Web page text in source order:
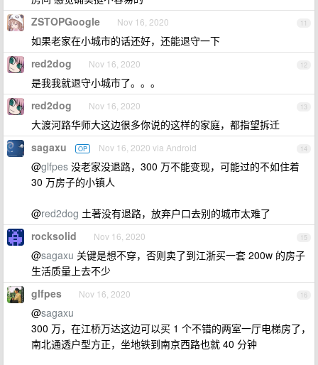
11
ZSTOPGoogle Nov 16, 2020
如果老家在小城市的话还好，还能退守一下
12
red2dog Nov 16, 2020
是我我就退守小城市了。。。
13
red2dog Nov 16, 2020
大渡河路华师大这边很多你说的这样的家庭，都指望拆迁
14
sagaxu OP Nov 16, 2020 via Android
@glfpes 没老家没退路，300 万不能变现，可能过的不如住着
30 万房子的小镇人
@red2dog 土著没有退路，放弃户口去别的城市太难了
15
rocksolid Nov 16, 2020
@sagaxu 关键是想不穿，否则卖了到江浙买一套 200w 的房子
生活质量上去不少
16
glfpes Nov 16, 2020
@sagaxu
300 万，在江桥万达这边可以买 1 个不错的两室一厅电梯房了，
南北通透户型方正，坐地铁到南京西路也就 40 分钟